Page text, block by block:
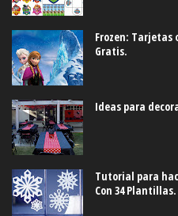
Frozen:
Gratis.
Ideas para
Tutorial para
Con 34 Plantillas.